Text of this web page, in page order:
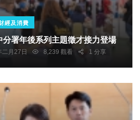
財經及消費
職場好薪情 中分署年後系列主題徵才接力登場
月27日 8,239 觀看 1 分享